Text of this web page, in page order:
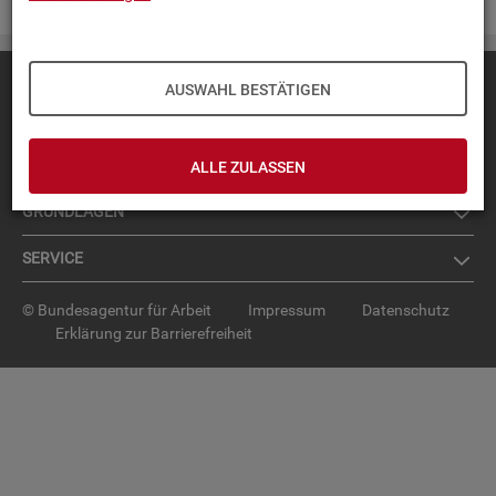
AUSWAHL BESTÄTIGEN
ALLE ZULASSEN
TOP-PRO­DUK­TE
IN­TER­AK­TI­VE STA­TIS­TI­KEN
GRUND­LA­GEN
SER­VICE
© Bundesagentur für Arbeit Impressum
Datenschutz
Erklärung zur Barrierefreiheit